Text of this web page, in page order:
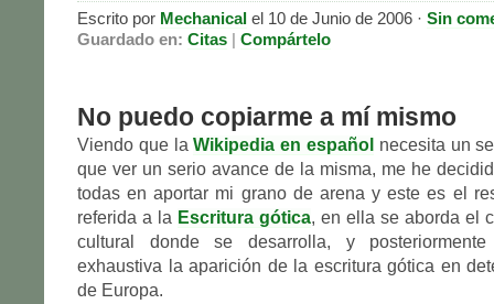
Escrito por Mechanical el 10 de Junio de 2006 · Sin
Guardado en: Citas | Compártelo
No puedo copiarme a mí mismo
Viendo que laWikipedia en español necesita un
que ver un serio avance de la misma, me he
todas en aportar mi grano de arena y este es el
referida a la Escritura gótica, en ella se aborda el
cultural donde se desarrolla, y
exhaustiva la aparición de la escritura gótica en
de Europa.